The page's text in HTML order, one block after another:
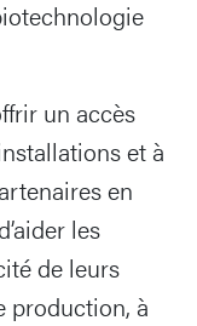
un accès
et à
en
les
de leurs
production, à